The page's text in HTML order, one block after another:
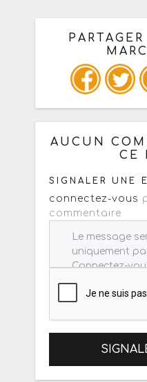
Ou copiez les
un : mail /
AUCUN
CE
SIGNALER UNE
connectez-vous
commentaire